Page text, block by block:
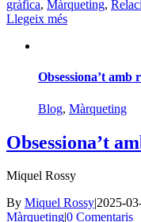
gràfica, Màrqueting,
Llegeix més
Obsessiona’t amb
Blog, Màrqueting
Obsessiona’t
Miquel Rossy
By Miquel Rossy2025-
Màrqueting0 Comentaris